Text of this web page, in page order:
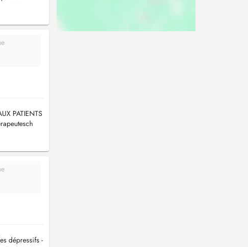
PATIENTS
dépressifs -